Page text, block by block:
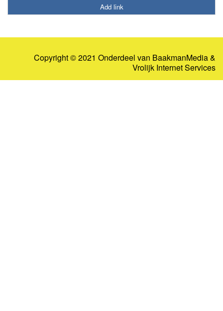
Add link
Copyright © 2021 Onderdeel van BaakmanMedia&
Vrolijk Internet Services